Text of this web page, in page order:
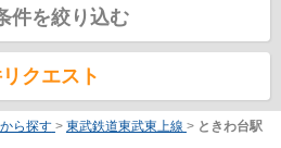
件を絞り込む
クエスト
ら探す > 東武鉄道東武東上線 > ときわ台駅